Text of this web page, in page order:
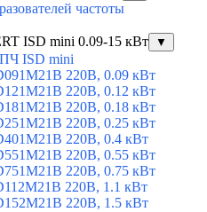
частоты
ISD mini 0.09-15 кВт
▼
ISD mini
220В, 0.09 кВт
220В, 0.12 кВт
220В, 0.18 кВт
220В, 0.25 кВт
220В, 0.4 кВт
220В, 0.55 кВт
220В, 0.75 кВт
220В, 1.1 кВт
220В, 1.5 кВт